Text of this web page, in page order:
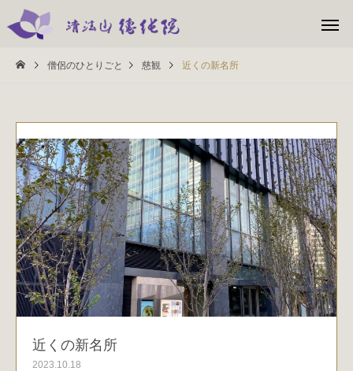
僧侶のひとりごと 慈観 近くの新名所
近くの新名所
2023.10.18